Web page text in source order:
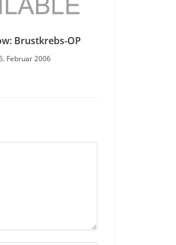
Brustkrebs-OP
Februar 2006